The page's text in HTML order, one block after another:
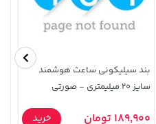
141,000 تومان
165,900
خرید
بند سیلیکونی ساعت هوشمند
سایز 20 میلیمتری - صورتی
189,900 تومان خرید